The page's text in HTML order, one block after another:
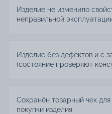
Изделие не изменило
неправильной
Изделие без дефектов и с
(состояние проверяют
Сохранён товарный чек
покупки изделия